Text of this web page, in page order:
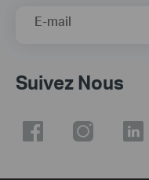
E-mail
Suivez Nous